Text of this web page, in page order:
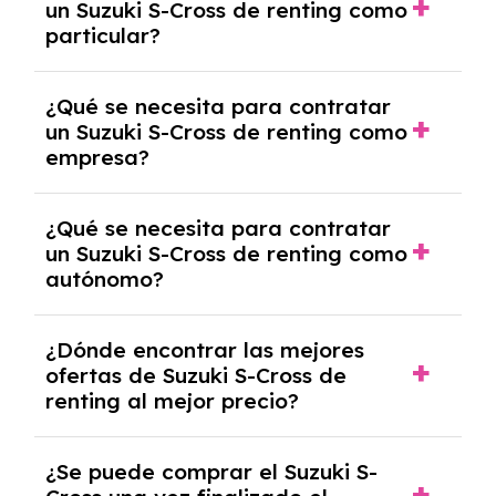
cancelación anticipada. Es importante revisar
las condiciones del contrato y hablar con un
experto que te asesore.
un Suzuki S-Cross de renting como
particular?
y, en algunos casos, una consulta de solvencia
crediticia y un pago inicial.
¿Qué se necesita para contratar
un Suzuki S-Cross de renting como
empresa?
documentación financiera y, en algunos
casos, un informe de solvencia de la empresa
y un pago inicial.
¿Qué se necesita para contratar
un Suzuki S-Cross de renting como
autónomo?
autónomos, justificante de ingresos y, en
algunos casos, un informe fiscal y un pago
inicial.
¿Dónde encontrar las mejores
ofertas de Suzuki S-Cross de
renting al mejor precio?
mejores ofertas de vehículos de renting con
¿Se puede comprar el Suzuki S-